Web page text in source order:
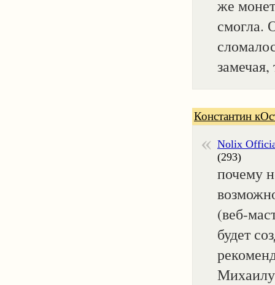
же
смогла.
Константин
Nolix
(293)
почему
(веб-
будет
Михаилу